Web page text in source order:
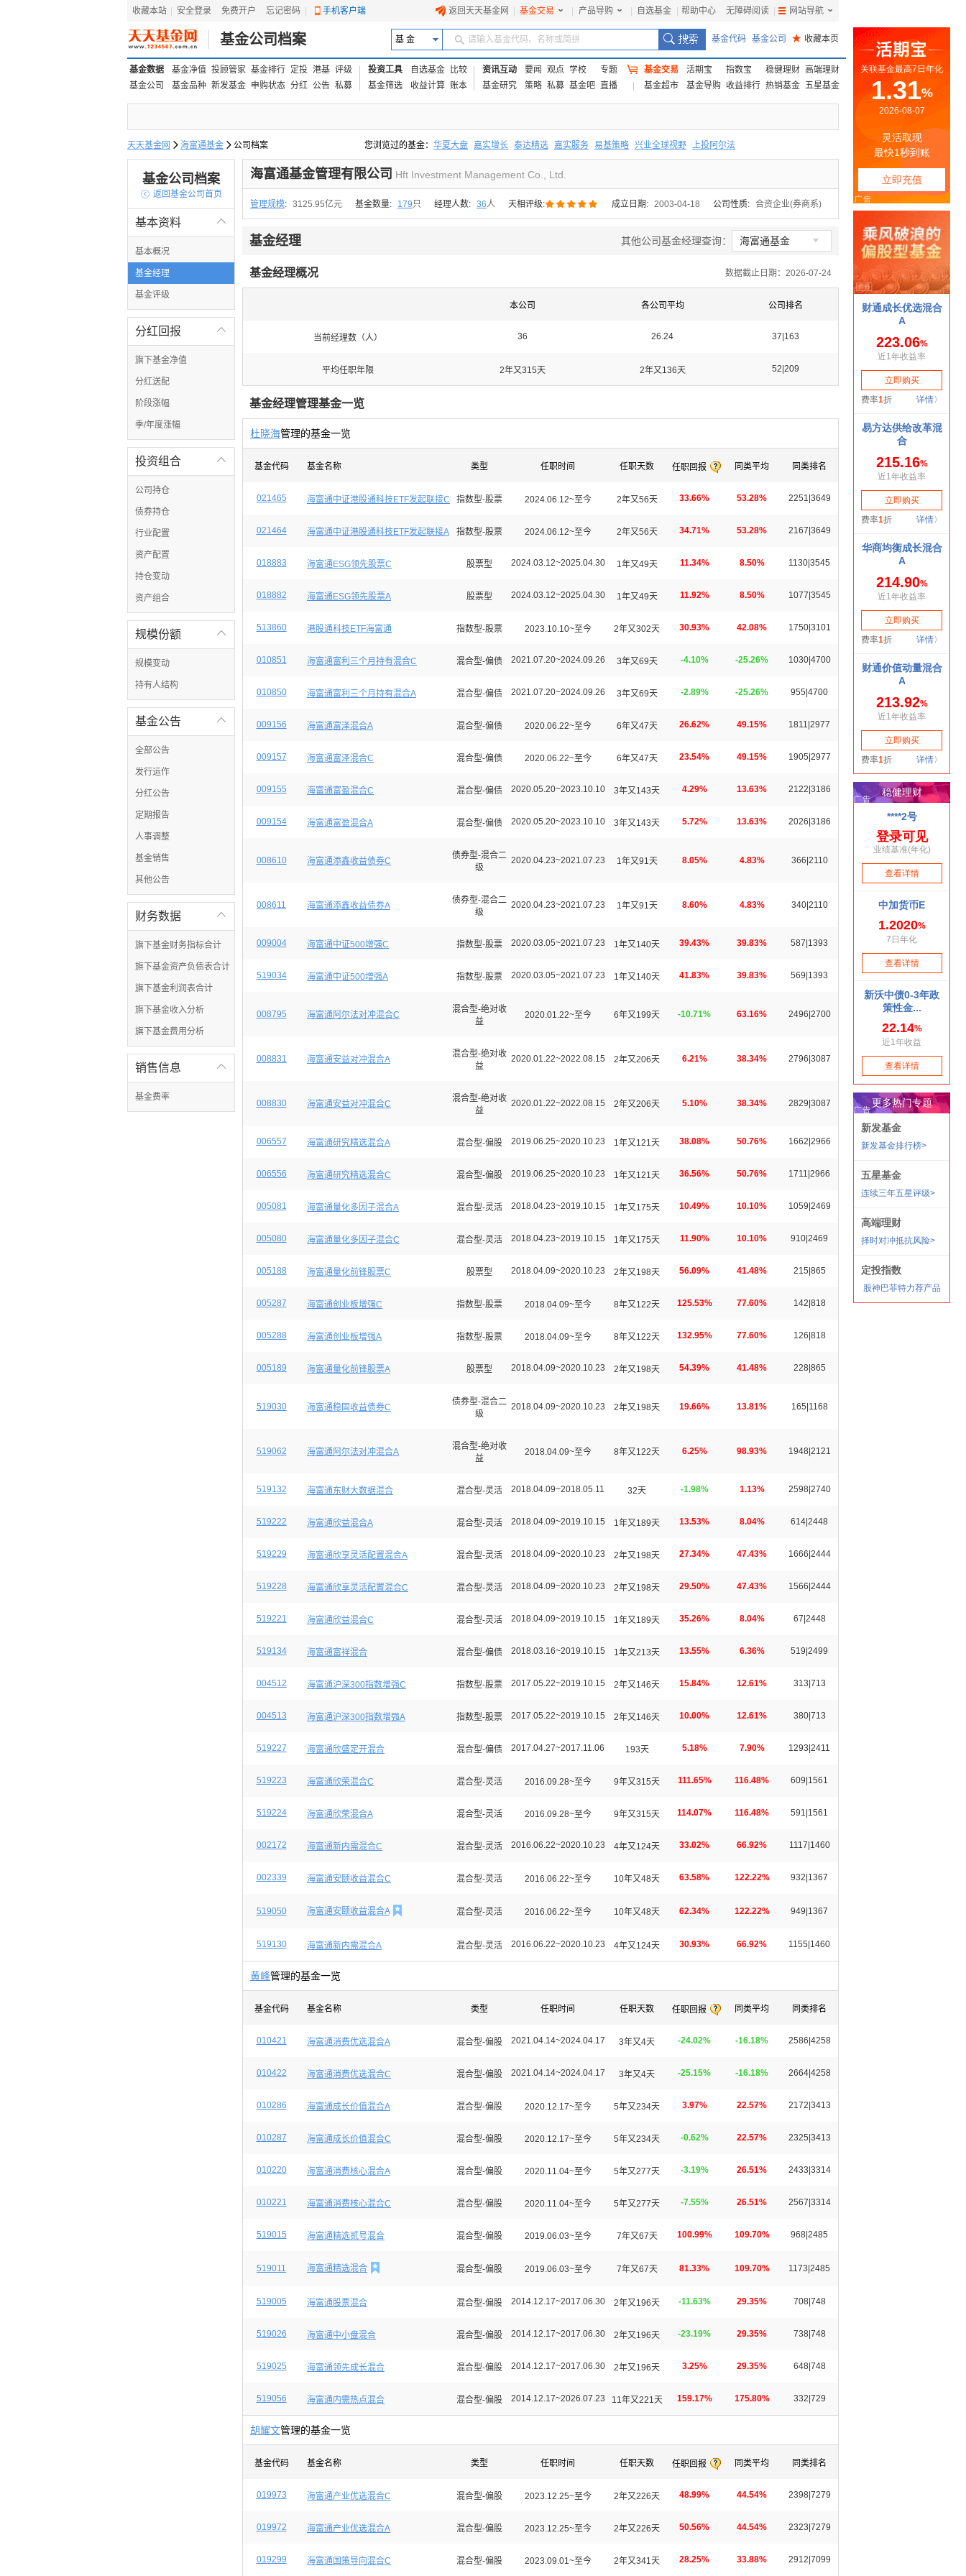
收藏本站 安全登录 免费开户 忘记密码 手机客户端 返回天天基金网 基金交易 产品导购 自选基金 帮助中心 无障碍阅读 网站导航
基金公司档案 基 金 请输入基金代码、名称或简拼 基金代码 基金公司 ★ 收藏本页
基金数据 基金净值 投顾管家 基金排行 定投 港基 评级
基金公司
基金品种 新发基金 申购状态 分红 公告 私募
投资工具 自选基金
比较
基金筛选
收益计算 账本
资讯互动 要闻 观点 学校
专题
基金研究
策略 私募 基金吧 直播
基金交易 活期宝 指数宝 稳健理财 高端理财
基金超市
基金导购 收益排行 热销基金 五星基金
天天基金网  海富通基金  公司档案 您浏览过的基金： 华夏大盘 嘉实增长 泰达精选 嘉实服务 易基策略 兴业全球视野 上投阿尔法
易方达上证中盘ETF联接A
基金公司档案
 返回基金公司首页

基本资料
基本概况
基金经理
基金评级

分红回报
旗下基金净值
分红送配
阶段涨幅
季/年度涨幅

投资组合
公司持仓
债券持仓
行业配置
资产配置
持仓变动
资产组合

规模份额
规模变动
持有人结构

基金公告
全部公告
发行运作
分红公告
定期报告
人事调整
基金销售
其他公告

财务数据
旗下基金财务指标合计
旗下基金资产负债表合计
旗下基金利润表合计
旗下基金收入分析
旗下基金费用分析

销售信息
基金费率
海富通基金管理有限公司 Hft Investment Management Co., Ltd.
管理规模: 3125.95亿元 基金数量: 179只 经理人数: 36人 天相评级: 成立日期: 2003-04-18 公司性质: 合资企业(券商系)
基金经理 其他公司基金经理查询： 海富通基金 
基金经理概况 数据截止日期：2026-07-24
本公司 各公司平均 公司排名
当前经理数（人） 36 26.24 37|163
平均任职年限 2年又315天 2年又136天 52|209
基金经理管理基金一览
杜晓海管理的基金一览
基金代码 基金名称 类型 任职时间 任职天数 任职回报 同类平均 同类排名
021465 海富通中证港股通科技ETF发起联接C 指数型-股票 2024.06.12~至今 2年又56天 33.66% 53.28% 2251|3649
021464 海富通中证港股通科技ETF发起联接A 指数型-股票 2024.06.12~至今 2年又56天 34.71% 53.28% 2167|3649
018883 海富通ESG领先股票C 股票型 2024.03.12~2025.04.30 1年又49天 11.34% 8.50% 1130|3545
018882 海富通ESG领先股票A 股票型 2024.03.12~2025.04.30 1年又49天 11.92% 8.50% 1077|3545
513860 港股通科技ETF海富通 指数型-股票 2023.10.10~至今 2年又302天 30.93% 42.08% 1750|3101
010851 海富通富利三个月持有混合C 混合型-偏债 2021.07.20~2024.09.26 3年又69天 -4.10% -25.26% 1030|4700
010850 海富通富利三个月持有混合A 混合型-偏债 2021.07.20~2024.09.26 3年又69天 -2.89% -25.26% 955|4700
009156 海富通富泽混合A 混合型-偏债 2020.06.22~至今 6年又47天 26.62% 49.15% 1811|2977
009157 海富通富泽混合C 混合型-偏债 2020.06.22~至今 6年又47天 23.54% 49.15% 1905|2977
009155 海富通富盈混合C 混合型-偏债 2020.05.20~2023.10.10 3年又143天 4.29% 13.63% 2122|3186
009154 海富通富盈混合A 混合型-偏债 2020.05.20~2023.10.10 3年又143天 5.72% 13.63% 2026|3186
008610 海富通添鑫收益债券C
债券型-混合二
级
2020.04.23~2021.07.23 1年又91天 8.05% 4.83% 366|2110
008611 海富通添鑫收益债券A
债券型-混合二
级
2020.04.23~2021.07.23 1年又91天 8.60% 4.83% 340|2110
009004 海富通中证500增强C 指数型-股票 2020.03.05~2021.07.23 1年又140天 39.43% 39.83% 587|1393
519034 海富通中证500增强A 指数型-股票 2020.03.05~2021.07.23 1年又140天 41.83% 39.83% 569|1393
008795 海富通阿尔法对冲混合C
混合型-绝对收
益
2020.01.22~至今 6年又199天 -10.71% 63.16% 2496|2700
008831 海富通安益对冲混合A
混合型-绝对收
益
2020.01.22~2022.08.15 2年又206天 6.21% 38.34% 2796|3087
008830 海富通安益对冲混合C
混合型-绝对收
益
2020.01.22~2022.08.15 2年又206天 5.10% 38.34% 2829|3087
006557 海富通研究精选混合A 混合型-偏股 2019.06.25~2020.10.23 1年又121天 38.08% 50.76% 1662|2966
006556 海富通研究精选混合C 混合型-偏股 2019.06.25~2020.10.23 1年又121天 36.56% 50.76% 1711|2966
005081 海富通量化多因子混合A 混合型-灵活 2018.04.23~2019.10.15 1年又175天 10.49% 10.10% 1059|2469
005080 海富通量化多因子混合C 混合型-灵活 2018.04.23~2019.10.15 1年又175天 11.90% 10.10% 910|2469
005188 海富通量化前锋股票C 股票型 2018.04.09~2020.10.23 2年又198天 56.09% 41.48% 215|865
005287 海富通创业板增强C 指数型-股票 2018.04.09~至今 8年又122天 125.53% 77.60% 142|818
005288 海富通创业板增强A 指数型-股票 2018.04.09~至今 8年又122天 132.95% 77.60% 126|818
005189 海富通量化前锋股票A 股票型 2018.04.09~2020.10.23 2年又198天 54.39% 41.48% 228|865
519030 海富通稳固收益债券C
债券型-混合二
级
2018.04.09~2020.10.23 2年又198天 19.66% 13.81% 165|1168
519062 海富通阿尔法对冲混合A
混合型-绝对收
益
2018.04.09~至今 8年又122天 6.25% 98.93% 1948|2121
519132 海富通东财大数据混合 混合型-灵活 2018.04.09~2018.05.11 32天 -1.98% 1.13% 2598|2740
519222 海富通欣益混合A 混合型-灵活 2018.04.09~2019.10.15 1年又189天 13.53% 8.04% 614|2448
519229 海富通欣享灵活配置混合A 混合型-灵活 2018.04.09~2020.10.23 2年又198天 27.34% 47.43% 1666|2444
519228 海富通欣享灵活配置混合C 混合型-灵活 2018.04.09~2020.10.23 2年又198天 29.50% 47.43% 1566|2444
519221 海富通欣益混合C 混合型-灵活 2018.04.09~2019.10.15 1年又189天 35.26% 8.04% 67|2448
519134 海富通富祥混合 混合型-偏债 2018.03.16~2019.10.15 1年又213天 13.55% 6.36% 519|2499
004512 海富通沪深300指数增强C 指数型-股票 2017.05.22~2019.10.15 2年又146天 15.84% 12.61% 313|713
004513 海富通沪深300指数增强A 指数型-股票 2017.05.22~2019.10.15 2年又146天 10.00% 12.61% 380|713
519227 海富通欣盛定开混合 混合型-偏债 2017.04.27~2017.11.06 193天 5.18% 7.90% 1293|2411
519223 海富通欣荣混合C 混合型-灵活 2016.09.28~至今 9年又315天 111.65% 116.48% 609|1561
519224 海富通欣荣混合A 混合型-灵活 2016.09.28~至今 9年又315天 114.07% 116.48% 591|1561
002172 海富通新内需混合C 混合型-灵活 2016.06.22~2020.10.23 4年又124天 33.02% 66.92% 1117|1460
002339 海富通安颐收益混合C 混合型-灵活 2016.06.22~至今 10年又48天 63.58% 122.22% 932|1367
519050 海富通安颐收益混合A  混合型-灵活 2016.06.22~至今 10年又48天 62.34% 122.22% 949|1367
519130 海富通新内需混合A 混合型-灵活 2016.06.22~2020.10.23 4年又124天 30.93% 66.92% 1155|1460
黄峰管理的基金一览
基金代码 基金名称 类型 任职时间 任职天数 任职回报 同类平均 同类排名
010421 海富通消费优选混合A 混合型-偏股 2021.04.14~2024.04.17 3年又4天 -24.02% -16.18% 2586|4258
010422 海富通消费优选混合C 混合型-偏股 2021.04.14~2024.04.17 3年又4天 -25.15% -16.18% 2664|4258
010286 海富通成长价值混合A 混合型-偏股 2020.12.17~至今 5年又234天 3.97% 22.57% 2172|3413
010287 海富通成长价值混合C 混合型-偏股 2020.12.17~至今 5年又234天 -0.62% 22.57% 2325|3413
010220 海富通消费核心混合A 混合型-偏股 2020.11.04~至今 5年又277天 -3.19% 26.51% 2433|3314
010221 海富通消费核心混合C 混合型-偏股 2020.11.04~至今 5年又277天 -7.55% 26.51% 2567|3314
519015 海富通精选贰号混合 混合型-偏股 2019.06.03~至今 7年又67天 100.99% 109.70% 968|2485
519011 海富通精选混合  混合型-偏股 2019.06.03~至今 7年又67天 81.33% 109.70% 1173|2485
519005 海富通股票混合 混合型-偏股 2014.12.17~2017.06.30 2年又196天 -11.63% 29.35% 708|748
519026 海富通中小盘混合 混合型-偏股 2014.12.17~2017.06.30 2年又196天 -23.19% 29.35% 738|748
519025 海富通领先成长混合 混合型-偏股 2014.12.17~2017.06.30 2年又196天 3.25% 29.35% 648|748
519056 海富通内需热点混合 混合型-偏股 2014.12.17~2026.07.23 11年又221天 159.17% 175.80% 332|729
胡耀文管理的基金一览
基金代码 基金名称 类型 任职时间 任职天数 任职回报 同类平均 同类排名
019973 海富通产业优选混合C 混合型-偏股 2023.12.25~至今 2年又226天 48.99% 44.54% 2398|7279
019972 海富通产业优选混合A 混合型-偏股 2023.12.25~至今 2年又226天 50.56% 44.54% 2323|7279
019299 海富通国策导向混合C 混合型-偏股 2023.09.01~至今 2年又341天 28.25% 33.88% 2912|7099